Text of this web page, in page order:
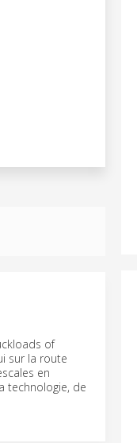
of
sur la route
en
technologie, de